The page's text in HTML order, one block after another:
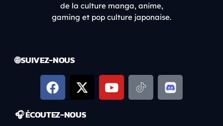
de la culture manga, anime,
gaming et pop culture japonaise.
🌐 SUIVEZ-NOUS
🎧 ÉCOUTEZ-NOUS